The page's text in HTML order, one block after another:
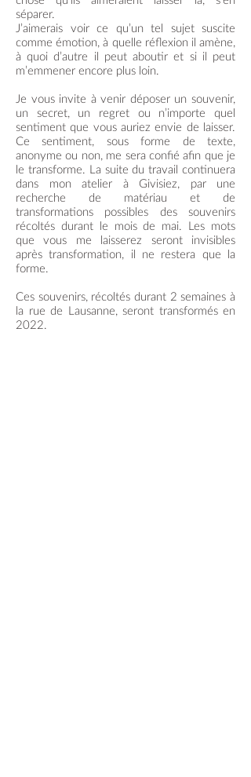
séparer.
J’aimerais voir ce qu’un tel sujet suscite
comme émotion, à quelle réflexion il amène,
à quoi d’autre il peut aboutir et si il peut
m’emmener encore plus loin.
Je vous invite à venir déposer un souvenir,
un secret, un regret ou n’importe quel
sentiment que vous auriez envie de laisser.
Ce sentiment, sous forme de texte,
anonyme ou non, me sera confié afin que je
le transforme. La suite du travail continuera
dans mon atelier à Givisiez, par une
recherche de matériau et de
transformations possibles des souvenirs
récoltés durant le mois de mai. Les mots
que vous me laisserez seront invisibles
après transformation, il ne restera que la
forme.
Ces souvenirs, récoltés durant 2 semaines à
la rue de Lausanne, seront transformés en
2022.